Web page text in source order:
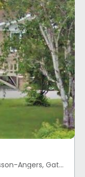
Gatineau, QC